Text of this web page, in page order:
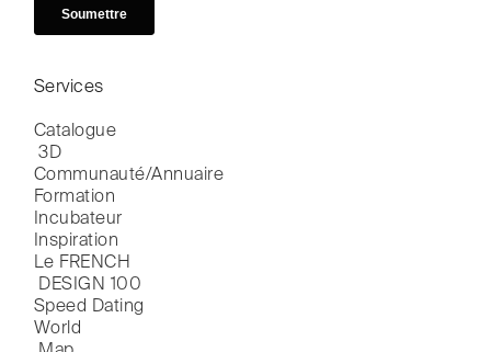
Services
Catalogue
3D
Communauté/Annuaire
Formation
Incubateur
Inspiration
Le FRENCH
DESIGN 100
Speed Dating
World